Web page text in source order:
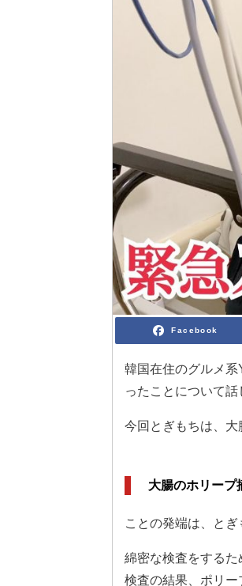
Facebook
韓国在住のグルメ
ったことについて
今回とぎもちは、大
大腸のホリープ
ことの発端は、と
綿密な検査をする
検査の結果、ポリー